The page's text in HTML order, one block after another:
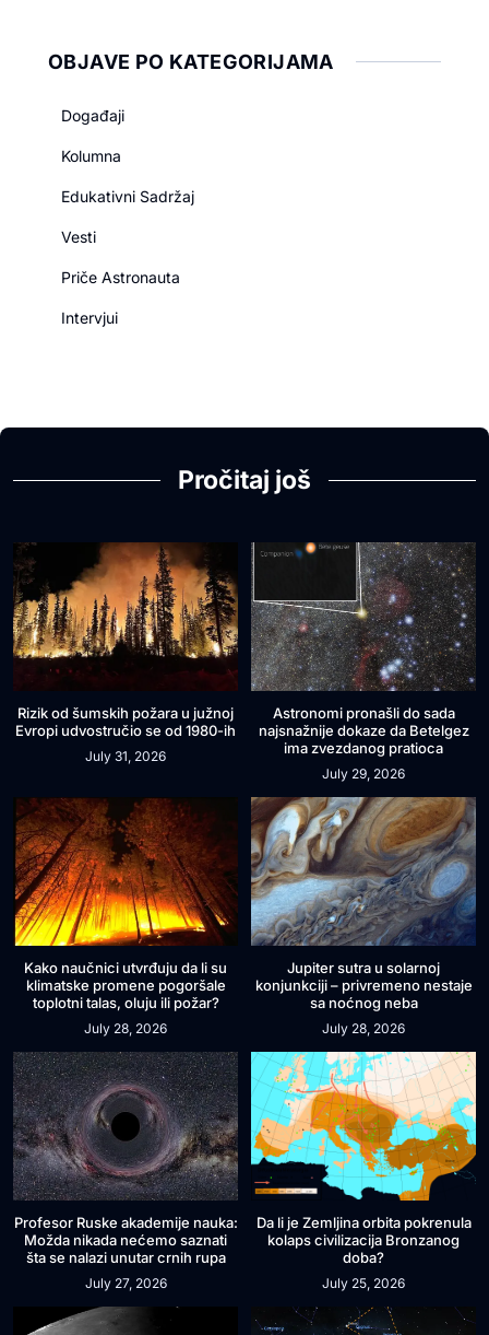
OBJAVE PO KATEGORIJAMA
Događaji
Kolumna
Edukativni Sadržaj
Vesti
Priče Astronauta
Intervjui
Pročitaj još
Rizik od šumskih požara u južnoj
Evropi udvostručio se od 1980-ih
July 31, 2026
Astronomi pronašli do sada
najsnažnije dokaze da Betelgez
ima zvezdanog pratioca
July 29, 2026
Kako naučnici utvrđuju da li su
klimatske promene pogoršale
toplotni talas, oluju ili požar?
July 28, 2026
Jupiter sutra u solarnoj
konjunkciji – privremeno nestaje
sa noćnog neba
July 28, 2026
Profesor Ruske akademije nauka:
Možda nikada nećemo saznati
šta se nalazi unutar crnih rupa
July 27, 2026
Da li je Zemljina orbita pokrenula
kolaps civilizacija Bronzanog
doba?
July 25, 2026